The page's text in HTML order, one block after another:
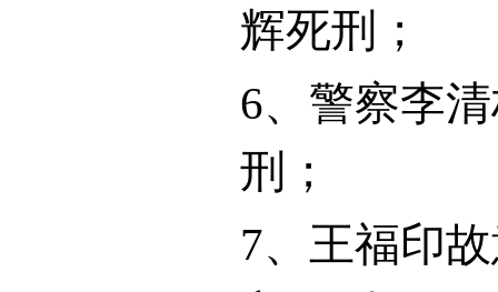
辉死刑；
6、警察李
刑；
7、王福印